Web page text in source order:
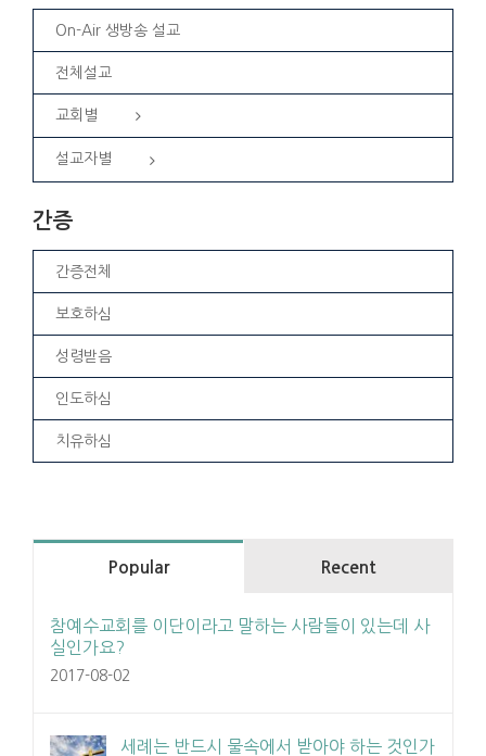
On-Air 생방송 설교
전체설교
교회별
설교자별
간증
간증전체
보호하심
성령받음
인도하심
치유하심
Popular Recent
참예수교회를 이단이라고 말하는 사람들이 있는데 사
실인가요?
2017-08-02
세례는 반드시 물속에서 받아야 하는 것인가